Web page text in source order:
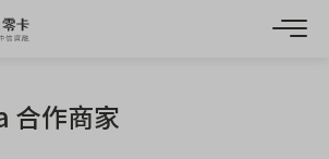
合作商家